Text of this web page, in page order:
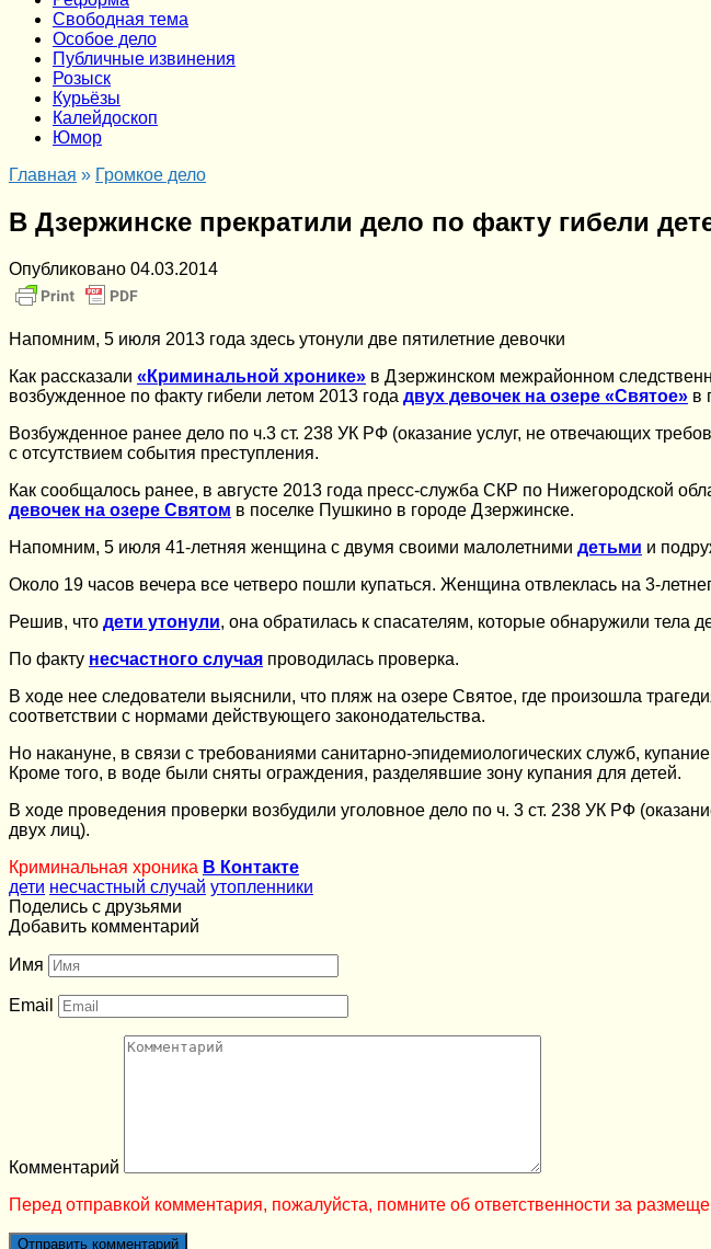
Cвободная тема
Особое дело
Публичные извинения
Розыск
Курьёзы
Калейдоскоп
Юмор
Главная » Громкое дело
В Дзержинске прекратили дело по факту гибели
Опубликовано 04.03.2014
Напомним, 5 июля 2013 года здесь утонули две пятилетние девочки
Как рассказали «Криминальной хронике» в Дзержинском межрайонном
возбужденное по факту гибели летом 2013 года двух девочек на озере «Святое» в
Возбужденное ранее дело по ч.3 ст. 238 УК РФ (оказание услуг, не отвечающих
с отсутствием события преступления.
Как сообщалось ранее, в августе 2013 года пресс-служба СКР по Нижегородской
девочек на озере Святом в поселке Пушкино в городе Дзержинске.
Напомним, 5 июля 41-летняя женщина с двумя своими малолетними детьми и
Около 19 часов вечера все четверо пошли купаться. Женщина отвлеклась на 3-
Решив, что дети утонули, она обратилась к спасателям, которые обнаружили тела
По факту несчастного случая проводилась проверка.
В ходе нее следователи выяснили, что пляж на озере Святое, где произошла
соответствии с нормами действующего законодательства.
Но накануне, в связи с требованиями санитарно-эпидемиологических служб,
Кроме того, в воде были сняты ограждения, разделявшие зону купания для детей.
В ходе проведения проверки возбудили уголовное дело по ч. 3 ст. 238 УК РФ
двух лиц).
Криминальная хроника В Контакте
дети несчастный случай утопленники
Поделись с друзьями
Добавить комментарий
Имя
Email
Комментарий
Перед отправкой комментария, пожалуйста, помните об ответственности за